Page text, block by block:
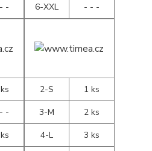
-
6-XXL
- - -
-
2-S
1 ks
3-M
2 ks
4-L
3 ks